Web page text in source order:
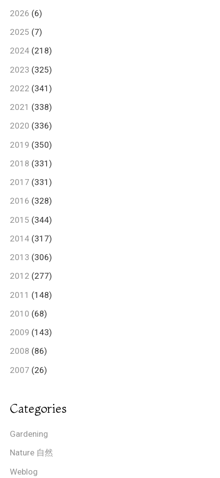
2026 (6)
2025 (7)
2024 (218)
2023 (325)
2022 (341)
2021 (338)
2020 (336)
2019 (350)
2018 (331)
2017 (331)
2016 (328)
2015 (344)
2014 (317)
2013 (306)
2012 (277)
2011 (148)
2010 (68)
2009 (143)
2008 (86)
2007 (26)
Categories
Gardening
Nature 自然
Weblog